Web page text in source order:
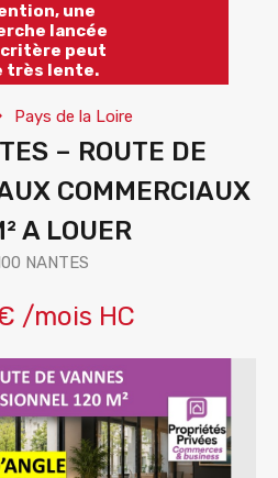
une
lancée
critère peut
très lente.
Pays de la Loire
– ROUTE DE
COMMERCIAUX
A LOUER
NANTES
/mois HC